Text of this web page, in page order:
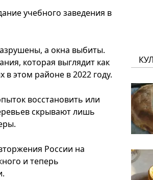
учебного заведения в
а окна выбиты.
которая выглядит как
этом районе в 2022 году.
восстановить или
скрывают лишь
России на
и теперь